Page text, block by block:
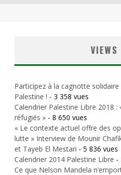
VIEWS
Participez à la cagnotte
Palestine ! - 3 358 vues
Calendrier Palestine Libre 2018 :
réfugiés » - 8 650 vues
« Le contexte actuel offre des
lutte » Interview de Mounir
et Tayeb El Mestari - 5 836 vues
Calendrier 2014 Palestine Libre -
Ce que Nelson Mandela